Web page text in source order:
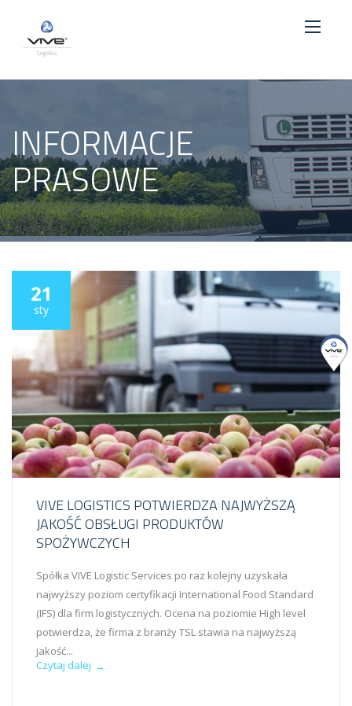
INFORMACJE
PRASOWE
21
sty
VIVE LOGISTICS POTWIERDZA NAJWYŻSZĄ
JAKOŚĆ OBSŁUGI PRODUKTÓW
SPOŻYWCZYCH
Spółka VIVE Logistic Services po raz kolejny uzyskała
najwyższy poziom certyfikacji International Food Standard
(IFS) dla firm logistycznych. Ocena na poziomie High level
potwierdza, że firma z branży TSL stawia na najwyższą
jakość...
Czytaj dalej →